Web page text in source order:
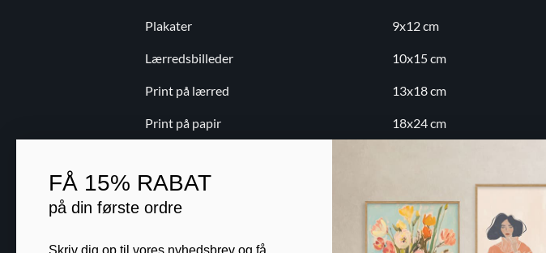
Plakater
Lærredsbilleder
Print på lærred
Print på papir
Blog
9x12 cm
10x15 cm
13x18 cm
18x24 cm
30x30 cm
FÅ 15% RABAT
på din første ordre
Skriv dig op til vores nyhedsbrev og få